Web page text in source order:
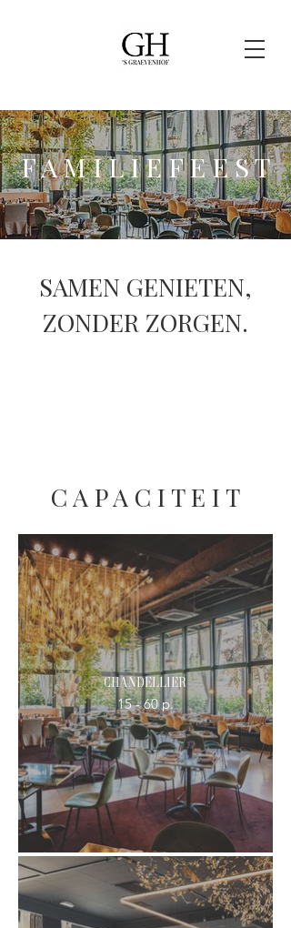
F A M I L I E F E E S T
SAMEN GENIETEN,
ZONDER ZORGEN.
C A P A C I T E I T
Chandellier
15 - 60 p.